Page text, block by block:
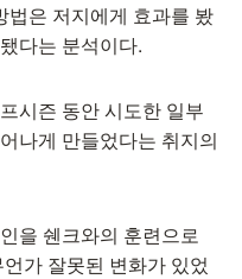
법은 저지에게 효과를 봤
다는 분석이다.
시즌 동안 시도한 일부
나게 만들었다는 취지의
을 쉔크와의 훈련으로
가 잘못된 변화가 있었